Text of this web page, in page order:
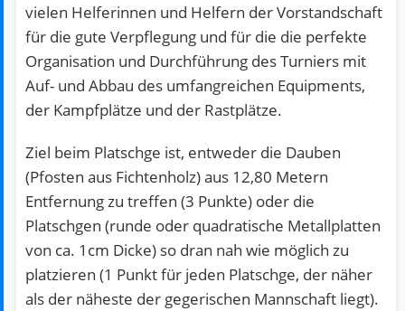
vielen Helferinnen und Helfern der Vorstandschaft
für die gute Verpflegung und für die die perfekte
Organisation und Durchführung des Turniers mit
Auf- und Abbau des umfangreichen Equipments,
der Kampfplätze und der Rastplätze.
Ziel beim Platschge ist, entweder die Dauben
(Pfosten aus Fichtenholz) aus 12,80 Metern
Entfernung zu treffen (3 Punkte) oder die
Platschgen (runde oder quadratische Metallplatten
von ca. 1cm Dicke) so dran nah wie möglich zu
platzieren (1 Punkt für jeden Platschge, der näher
als der näheste der gegerischen Mannschaft liegt).